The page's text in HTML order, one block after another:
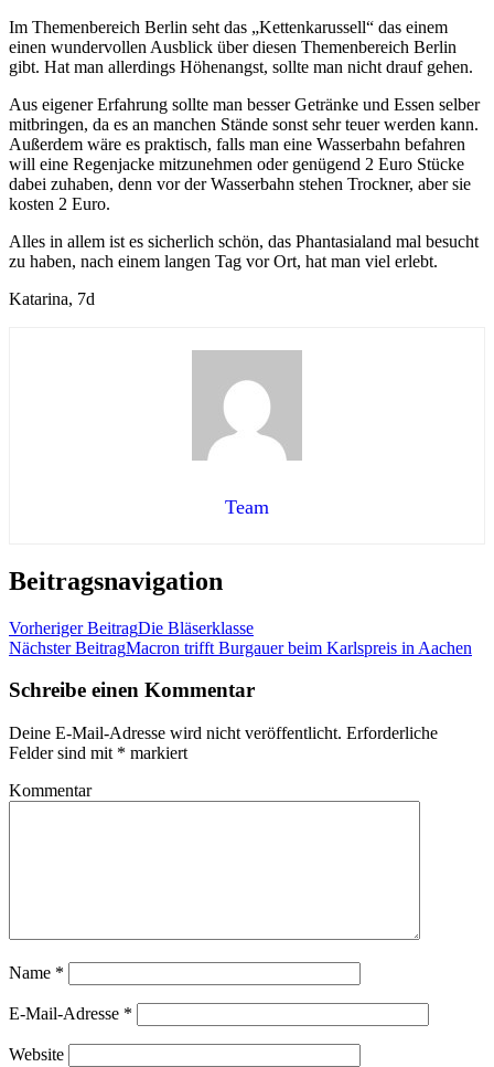
Im Themenbereich Berlin seht das „Kettenkarussell“ das einem
einen wundervollen Ausblick über diesen Themenbereich Berlin
gibt. Hat man allerdings Höhenangst, sollte man nicht drauf gehen.
Aus eigener Erfahrung sollte man besser Getränke und Essen selber
mitbringen, da es an manchen Stände sonst sehr teuer werden kann.
Außerdem wäre es praktisch, falls man eine Wasserbahn befahren
will eine Regenjacke mitzunehmen oder genügend 2 Euro Stücke
dabei zuhaben, denn vor der Wasserbahn stehen Trockner, aber sie
kosten 2 Euro.
Alles in allem ist es sicherlich schön, das Phantasialand mal besucht
zu haben, nach einem langen Tag vor Ort, hat man viel erlebt.
Katarina, 7d
Team
Beitragsnavigation
Vorheriger BeitragDie Bläserklasse
Nächster BeitragMacron trifft Burgauer beim Karlspreis in Aachen
Schreibe einen Kommentar
Deine E-Mail-Adresse wird nicht veröffentlicht. Erforderliche
Felder sind mit * markiert
Kommentar
Name *
E-Mail-Adresse *
Website